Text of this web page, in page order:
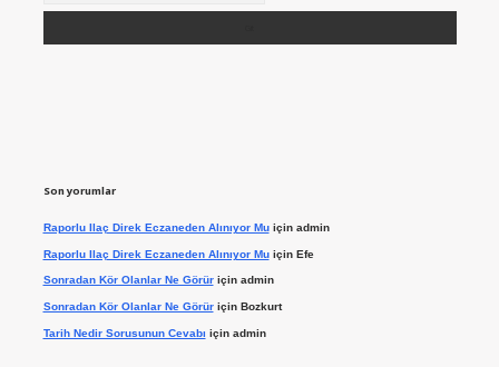
Son yorumlar
Raporlu Ilaç Direk Eczaneden Alınıyor Muiçin admin
Raporlu Ilaç Direk Eczaneden Alınıyor Muiçin Efe
Sonradan Kör Olanlar Ne Görüriçin admin
Sonradan Kör Olanlar Ne Görüriçin Bozkurt
Tarih Nedir Sorusunun Cevabı için admin